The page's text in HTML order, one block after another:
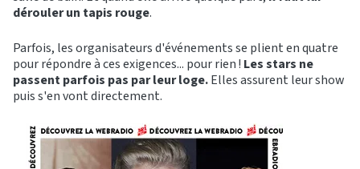
dérouler un tapis rouge.
Parfois, les organisateurs d'événements se plient en quatre
pour répondre à ces exigences... pour rien ! Les stars ne
passent parfois pas par leur loge.Elles assurent leur show
puis s'en vont directement.